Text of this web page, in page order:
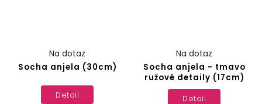
Socha anjela (30cm)
Na dotaz
Detail
Socha anjela - tmavo
ružové detaily (17cm)
Na dotaz
Detail